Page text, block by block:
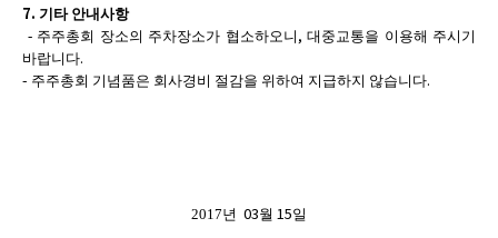
7. 기타 안내사항
- 주주총회 장소의 주차장소가 협소하오니 , 대중교통을 이용해 주시기
바랍니다.
- 주주총회 기념품은 회사경비 절감을 위하여 지급하지 않습니다.
2017년 03월 15일